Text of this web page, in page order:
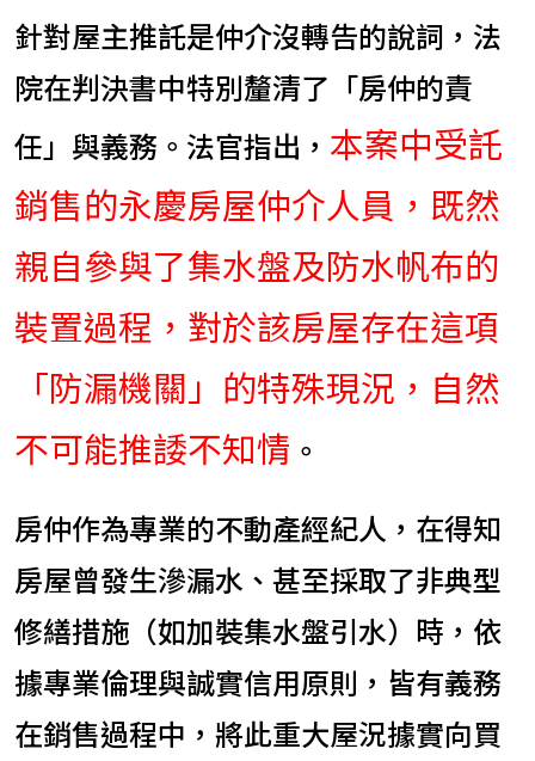
針對屋主推託是仲介沒轉告的說詞，法
院在判決書中特別釐清了「房仲的責
任」與義務。法官指出， 本案中受託
銷售的永慶房屋仲介人員，既然
親自參與了集水盤及防水帆布的
裝置過程，對於該房屋存在這項
「防漏機關」的特殊現況，自然
不可能推諉不知情 。
房仲作為專業的不動產經紀人，在得知
房屋曾發生滲漏水、甚至採取了非典型
修繕措施（如加裝集水盤引水）時，依
據專業倫理與誠實信用原則，皆有義務
在銷售過程中，將此重大屋況據實向買